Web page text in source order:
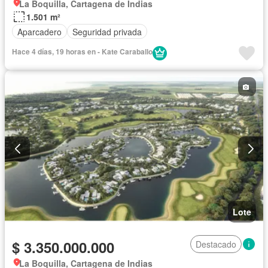
La Boquilla, Cartagena de Indias
1.501 m²
Aparcadero
Seguridad privada
Hace 4 días, 19 horas en - Kate Caraballo
Lote
$ 3.350.000.000
Destacado
La Boquilla, Cartagena de Indias